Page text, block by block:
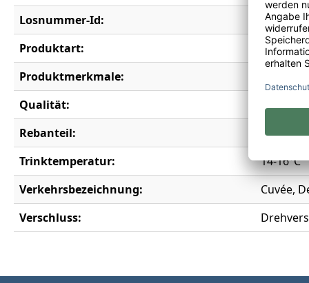
Losnummer-Id:
18982
Produktart:
Rotwein
Produktmerkmale:
Qualität:
Rebanteil:
Trinktemperatur:
14-16°C
Verkehrsbezeichnung:
Cuvée,
Verschluss: